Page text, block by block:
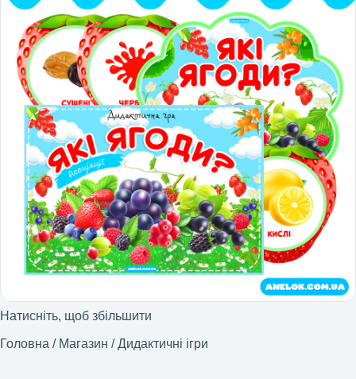
Натисніть, щоб збільшити
Головна / Магазин / Дидактичні ігри